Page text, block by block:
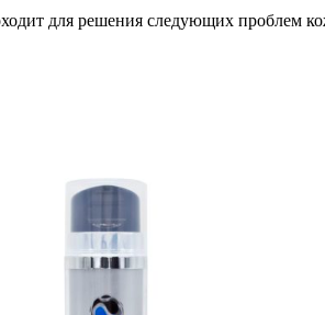
для решения следующих проблем